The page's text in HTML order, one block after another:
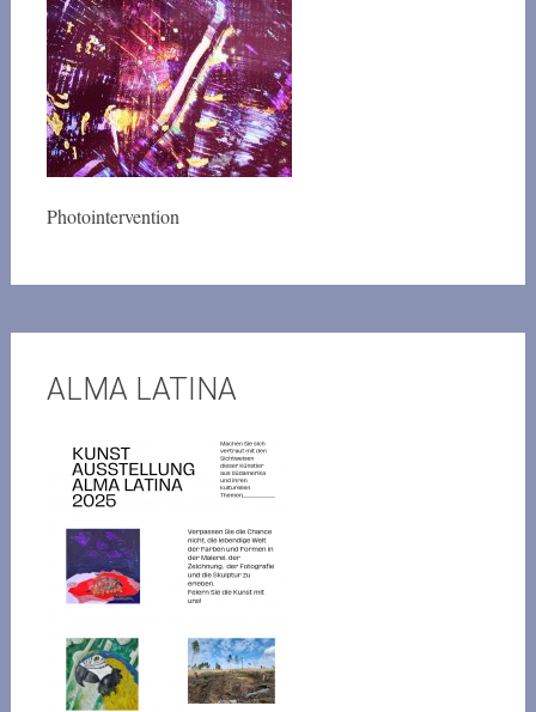
Photointervention
ALMA LATINA